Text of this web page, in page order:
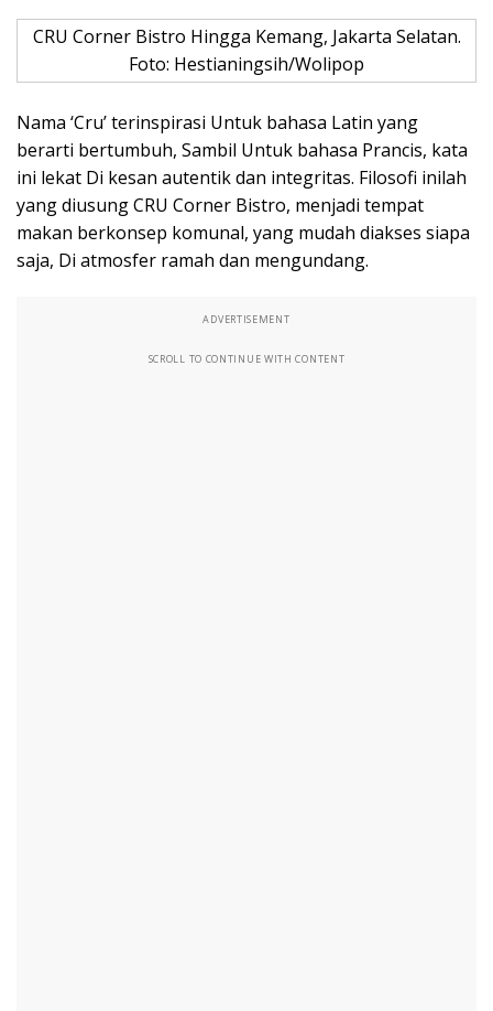
CRU Corner Bistro Hingga Kemang, Jakarta Selatan.
Foto: Hestianingsih/Wolipop
Nama ‘Cru’ terinspirasi Untuk bahasa Latin yang
berarti bertumbuh, Sambil Untuk bahasa Prancis, kata
ini lekat Di kesan autentik dan integritas. Filosofi inilah
yang diusung CRU Corner Bistro, menjadi tempat
makan berkonsep komunal, yang mudah diakses siapa
saja, Di atmosfer ramah dan mengundang.
ADVERTISEMENT
SCROLL TO CONTINUE WITH CONTENT